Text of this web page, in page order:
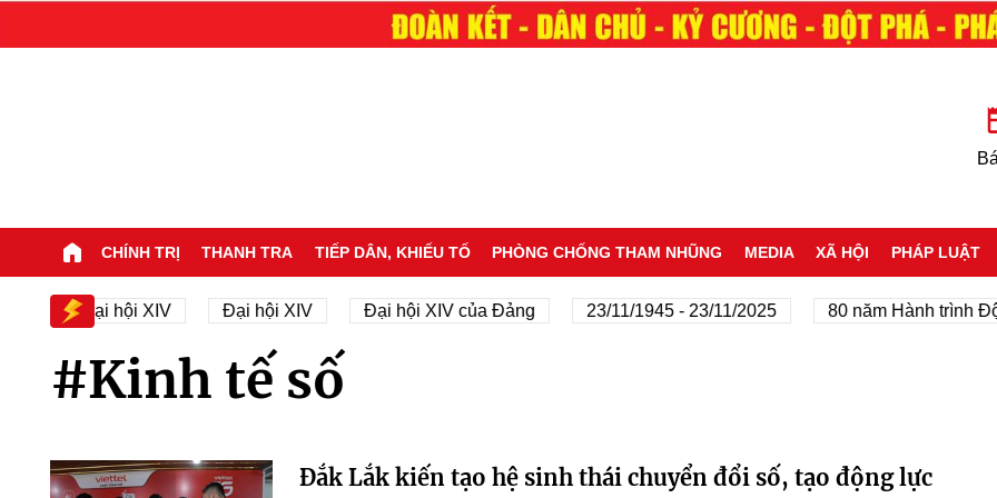
CHÍNH TRỊ THANH TRA TIẾP DÂN, KHIẾU TỐ PHÒNG CHỐNG THAM NHŨNG MEDIA XÃ HỘI PHÁP LUẬT
sự Đại hội XIV Đại hội XIV Đại hội XIV của Đảng 23/11/1945 - 23/11/2025 80 năm Hành trình
#Kinh tế số
Đắk Lắk kiến tạo hệ sinh thái chuyển đổi số, tạo động lực